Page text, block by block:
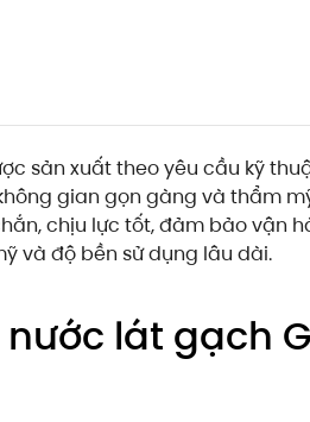
sản xuất theo yêu cầu kỹ
gian gọn gàng và thẩm
chịu lực tốt, đảm bảo vận
và độ bền sử dụng lâu dài.
lát gạch